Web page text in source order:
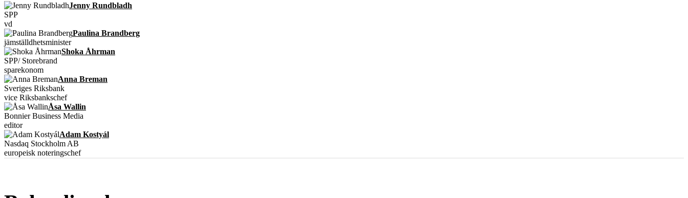
Jenny Rundbladh
SPP
vd
Paulina Brandberg
jämställdhetsminister
Shoka Åhrman
SPP/ Storebrand
sparekonom
Anna Breman
Sveriges Riksbank
vice Riksbankschef
Åsa Wallin
Bonnier Business Media
editor
Adam Kostyál
Nasdaq Stockholm AB
europeisk noteringschef